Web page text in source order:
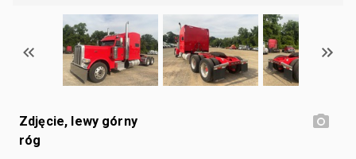
Zdjęcie, lewy górny
róg